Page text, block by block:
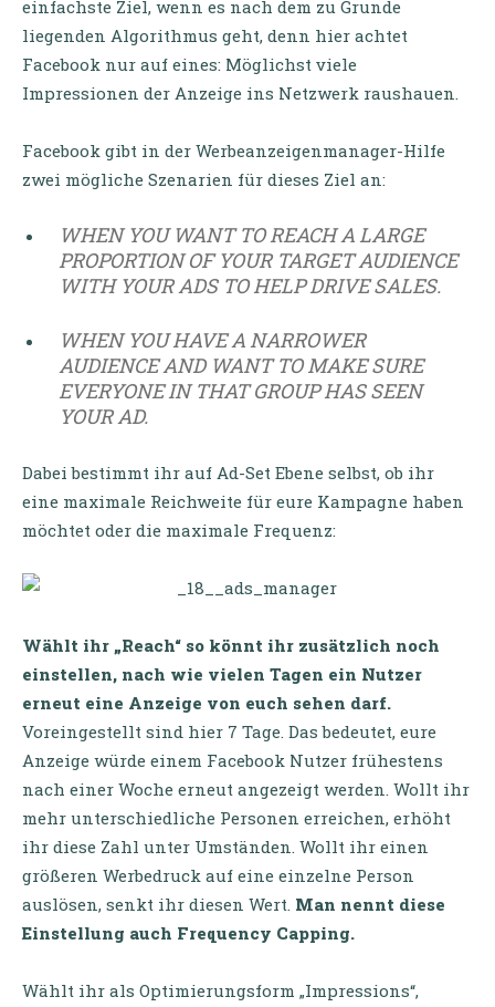
einfachste Ziel, wenn es nach dem zu Grunde
liegenden Algorithmus geht, denn hier achtet
Facebook nur auf eines: Möglichst viele
Impressionen der Anzeige ins Netzwerk raushauen.
Facebook gibt in der Werbeanzeigenmanager-Hilfe
zwei mögliche Szenarien für dieses Ziel an:
WHEN YOU WANT TO REACH A LARGE
PROPORTION OF YOUR TARGET AUDIENCE
WITH YOUR ADS TO HELP DRIVE SALES.
WHEN YOU HAVE A NARROWER
AUDIENCE AND WANT TO MAKE SURE
EVERYONE IN THAT GROUP HAS SEEN
YOUR AD.
Dabei bestimmt ihr auf Ad-Set Ebene selbst, ob ihr
eine maximale Reichweite für eure Kampagne haben
möchtet oder die maximale Frequenz:
Wählt ihr „Reach“ so könnt ihr zusätzlich noch
einstellen, nach wie vielen Tagen ein Nutzer
erneut eine Anzeige von euch sehen darf.
Voreingestellt sind hier 7 Tage. Das bedeutet, eure
Anzeige würde einem Facebook Nutzer frühestens
nach einer Woche erneut angezeigt werden. Wollt ihr
mehr unterschiedliche Personen erreichen, erhöht
ihr diese Zahl unter Umständen. Wollt ihr einen
größeren Werbedruck auf eine einzelne Person
auslösen, senkt ihr diesen Wert. Man nennt diese
Einstellung auch Frequency Capping.
Wählt ihr als Optimierungsform „Impressions“,